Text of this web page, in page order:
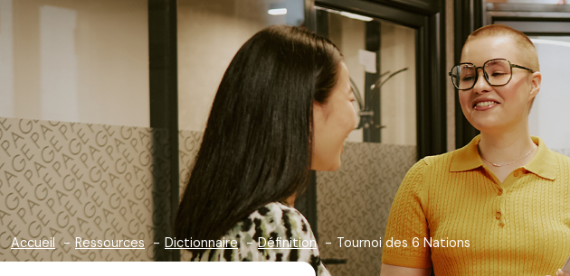
Accueil Ressources Dictionnaire Définition Tournoi des 6 Nations